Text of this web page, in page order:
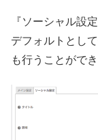
『ソーシャル設
デフォルトとし
も行うことができ